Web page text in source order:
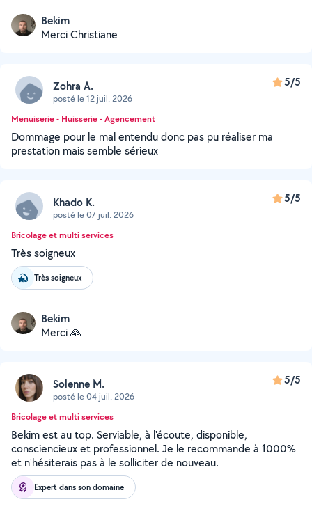
Bekim
Merci Christiane
Zohra A.
posté le 12 juil. 2026
5/5
Menuiserie - Huisserie - Agencement
Dommage pour le mal entendu donc pas pu réaliser ma
prestation mais semble sérieux
Khado K.
posté le 07 juil. 2026
5/5
Bricolage et multi services
Très soigneux
Très soigneux
Bekim
Merci 🙏
Solenne M.
posté le 04 juil. 2026
5/5
Bricolage et multi services
Bekim est au top. Serviable, à l'écoute, disponible,
consciencieux et professionnel. Je le recommande à 1000%
et n'hésiterais pas à le solliciter de nouveau.
Expert dans son domaine